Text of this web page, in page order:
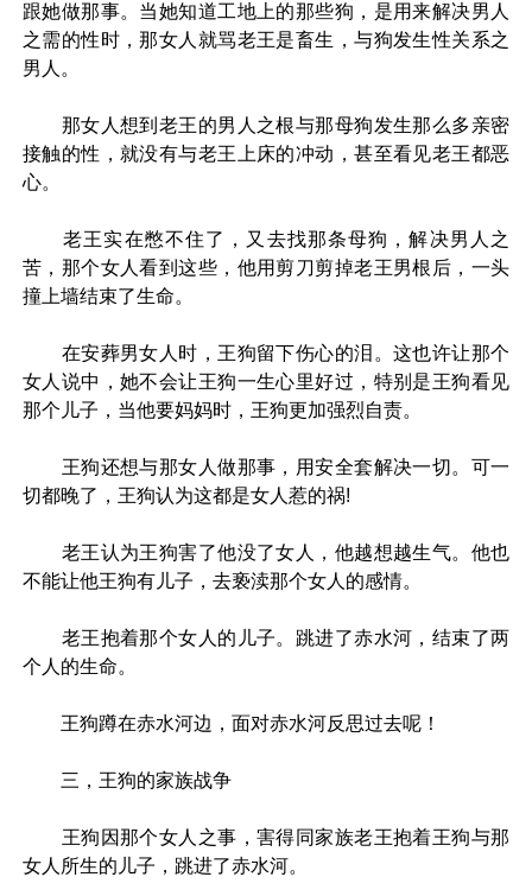
跟她做那事。当她知道工地上的那些狗，是用来解决男人
之需的性时，那女人就骂老王是畜生，与狗发生性关系之
男人。
那女人想到老王的男人之根与那母狗发生那么多亲密
接触的性，就没有与老王上床的冲动，甚至看见老王都恶
心。
老王实在憋不住了，又去找那条母狗，解决男人之
苦，那个女人看到这些，他用剪刀剪掉老王男根后，一头
撞上墙结束了生命。
在安葬男女人时，王狗留下伤心的泪。这也许让那个
女人说中，她不会让王狗一生心里好过，特别是王狗看见
那个儿子，当他要妈妈时，王狗更加强烈自责。
王狗还想与那女人做那事，用安全套解决一切。可一
切都晚了，王狗认为这都是女人惹的祸!
老王认为王狗害了他没了女人，他越想越生气。他也
不能让他王狗有儿子，去亵渎那个女人的感情。
老王抱着那个女人的儿子。跳进了赤水河，结束了两
个人的生命。
王狗蹲在赤水河边，面对赤水河反思过去呢！
三，王狗的家族战争
王狗因那个女人之事，害得同家族老王抱着王狗与那
女人所生的儿子，跳进了赤水河。